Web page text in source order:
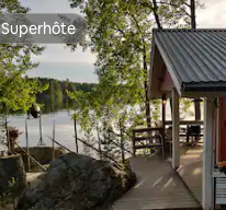
Superhôte
Superhôte